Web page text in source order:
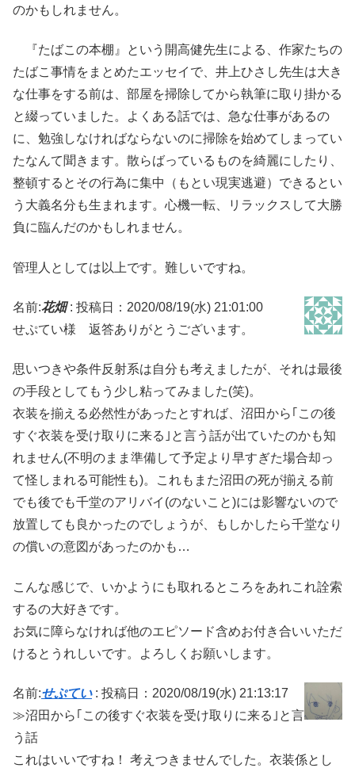
のかもしれません。
『たばこの本棚』という開高健先生による、作家たちの
たばこ事情をまとめたエッセイで、井上ひさし先生は大き
な仕事をする前は、部屋を掃除してから執筆に取り掛かる
と綴っていました。よくある話では、急な仕事があるの
に、勉強しなければならないのに掃除を始めてしまってい
たなんて聞きます。散らばっているものを綺麗にしたり、
整頓するとその行為に集中（もとい現実逃避）できるとい
う大義名分も生まれます。心機一転、リラックスして大勝
負に臨んだのかもしれません。
管理人としては以上です。難しいですね。
名前:花畑: 投稿日：2020/08/19(水) 21:01:00
せぷてい様 返答ありがとうございます。
思いつきや条件反射系は自分も考えましたが、それは最後
の手段としてもう少し粘ってみました(笑)。
衣装を揃える必然性があったとすれば、沼田から｢この後
すぐ衣装を受け取りに来る｣と言う話が出ていたのかも知
れません(不明のまま準備して予定より早すぎた場合却っ
て怪しまれる可能性も)。これもまた沼田の死が揃える前
でも後でも千堂のアリバイ(のないこと)には影響ないので
放置しても良かったのでしょうが、もしかしたら千堂なり
の償いの意図があったのかも…
こんな感じで、いかようにも取れるところをあれこれ詮索
するの大好きです。
お気に障らなければ他のエピソード含めお付き合いいただ
けるとうれしいです。よろしくお願いします。
名前:せぷてい: 投稿日：2020/08/19(水) 21:13:17
≫沼田から｢この後すぐ衣装を受け取りに来る｣と言
う話
これはいいですね！ 考えつきませんでした。衣装係とし